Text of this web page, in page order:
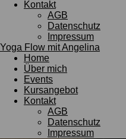
Kontakt
AGB
Datenschutz
Impressum
Yoga Flow mit Angelina
Home
Über mich
Events
Kursangebot
Kontakt
AGB
Datenschutz
Impressum